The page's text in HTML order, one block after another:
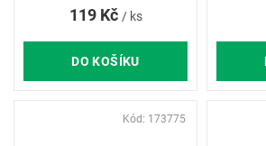
119 Kč / ks
DO KOŠÍKU
Kód: 173775